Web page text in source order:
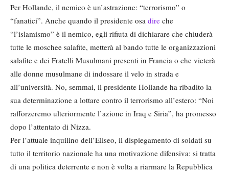
Per Hollande, il nemico è un’astrazione: “terrorismo” o
“fanatici”. Anche quando il presidente osa dire che
“l’islamismo” è il nemico, egli rifiuta di dichiarare che chiuderà
tutte le moschee salafite, metterà al bando tutte le organizzazioni
salafite e dei Fratelli Musulmani presenti in Francia o che vieterà
alle donne musulmane di indossare il velo in strada e
all’università. No, semmai, il presidente Hollande ha ribadito la
sua determinazione a lottare contro il terrorismo all’estero: “Noi
rafforzeremo ulteriormente l’azione in Iraq e Siria”, ha promesso
dopo l’attentato di Nizza.
Per l’attuale inquilino dell’Eliseo, il dispiegamento di soldati su
tutto il territorio nazionale ha una motivazione difensiva: si tratta
di una politica deterrente e non è volta a riarmare la Repubblica